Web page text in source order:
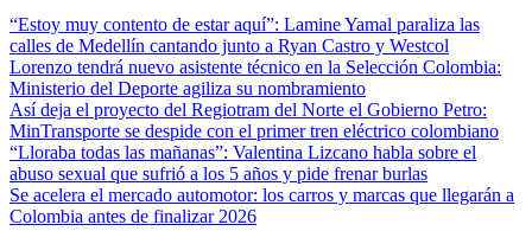
“Estoy muy contento de estar aquí”: Lamine Yamal paraliza las
calles de Medellín cantando junto a Ryan Castro y Westcol
Lorenzo tendrá nuevo asistente técnico en la Selección Colombia:
Ministerio del Deporte agiliza su nombramiento
Así deja el proyecto del Regiotram del Norte el Gobierno Petro:
MinTransporte se despide con el primer tren eléctrico colombiano
“Lloraba todas las mañanas”: Valentina Lizcano habla sobre el
abuso sexual que sufrió a los 5 años y pide frenar burlas
Se acelera el mercado automotor: los carros y marcas que llegarán a
Colombia antes de finalizar 2026